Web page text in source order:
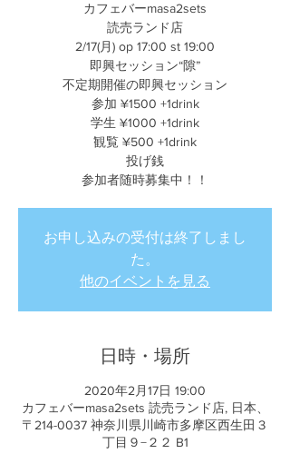
カフェバーmasa2sets
読売ランド店
2/17(月) op 17:00 st 19:00
即興セッション“隙”
不定期開催の即興セッション
参加 ¥1500 +1drink
学生 ¥1000 +1drink
観覧 ¥500 +1drink
投げ銭
参加者随時募集中！！
お申し込みの受付は終了しまし
た。
他のイベントを見る
日時・場所
2020年2月17日 19:00
カフェバーmasa2sets 読売ランド店, 日本、
〒214-0037 神奈川県川崎市多摩区西生田３
丁目９−２２ B1